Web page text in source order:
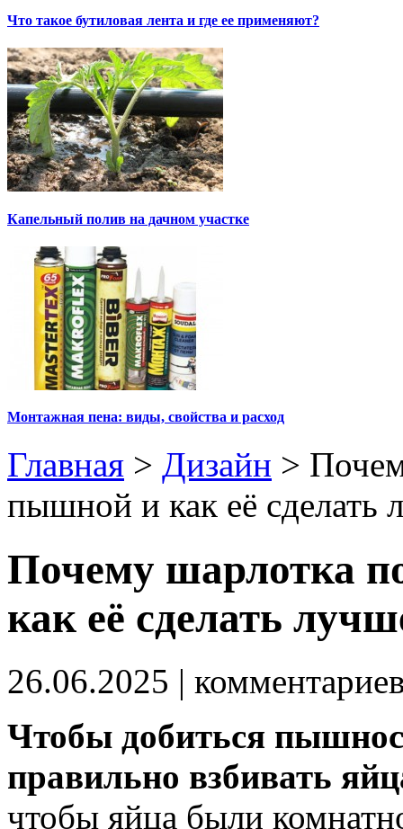
Что такое бутиловая лента и где ее применяют?
Капельный полив на дачном участке
Монтажная пена: виды, свойства и расход
Главная > Дизайн >
пышной и как её сделать
Почему шарлотка
как её сделать
26.06.2025 |
Чтобы добиться
правильно взбивать
чтобы яйца были